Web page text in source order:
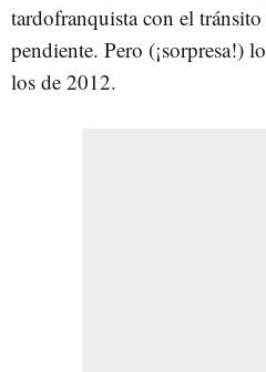
tardofranquista con el
pendiente. Pero (¡sorpresa!)
los de 2012.